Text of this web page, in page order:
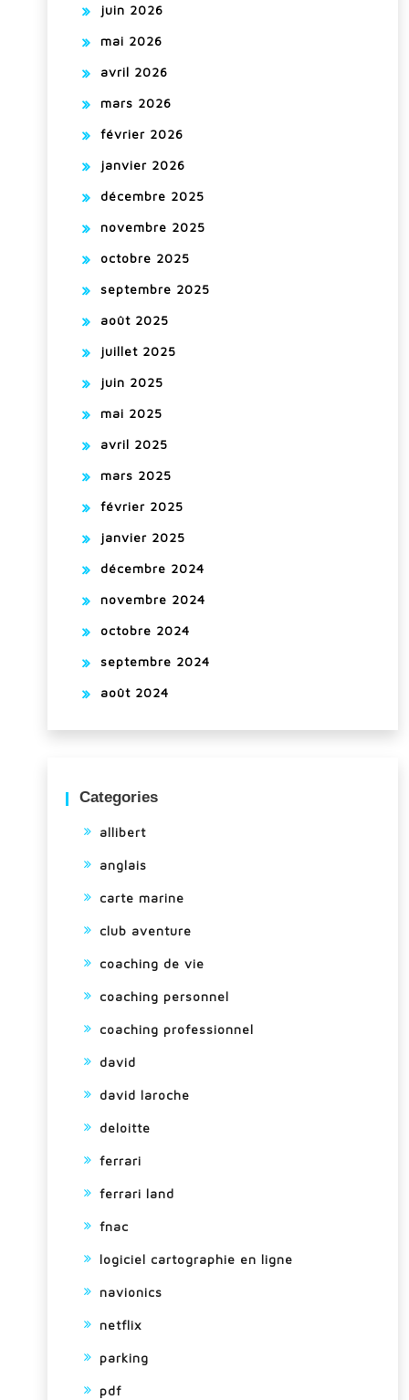
juin 2026
mai 2026
avril 2026
mars 2026
février 2026
janvier 2026
décembre 2025
novembre 2025
octobre 2025
septembre 2025
août 2025
juillet 2025
juin 2025
mai 2025
avril 2025
mars 2025
février 2025
janvier 2025
décembre 2024
novembre 2024
octobre 2024
septembre 2024
août 2024
Categories
allibert
anglais
carte marine
club aventure
coaching de vie
coaching personnel
coaching professionnel
david
david laroche
deloitte
ferrari
ferrari land
fnac
logiciel cartographie en ligne
navionics
netflix
parking
pdf